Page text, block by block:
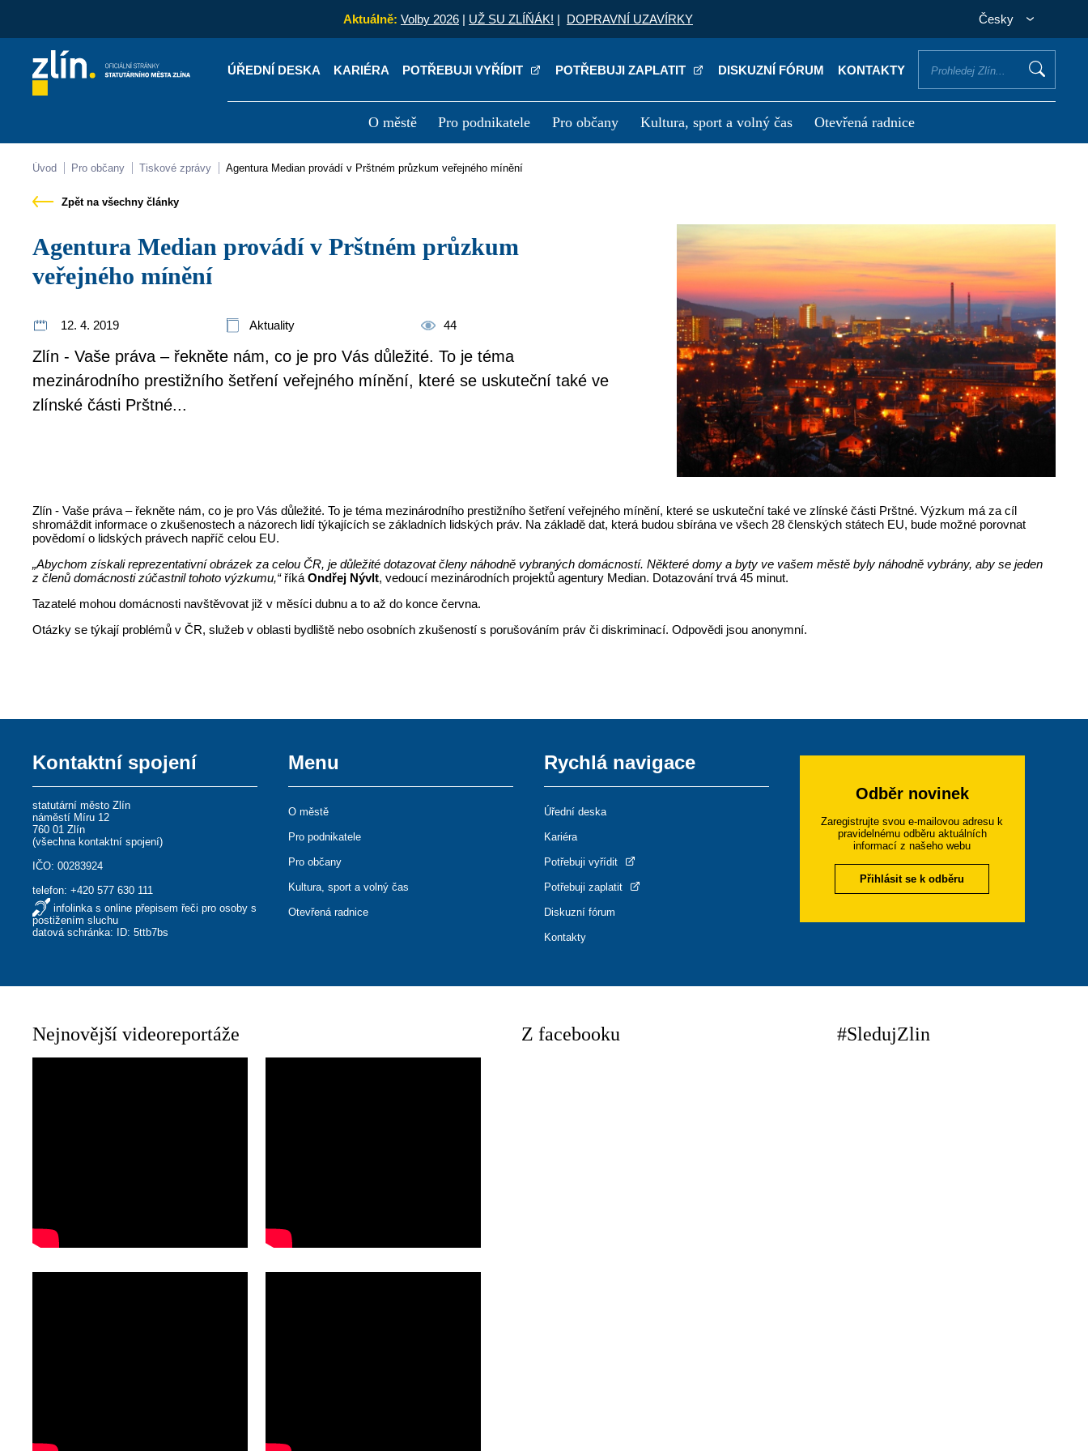
Aktuálně: Volby 2026 | UŽ SU ZLÍŇÁK! | DOPRAVNÍ UZAVÍRKY Česky
ÚŘEDNÍ DESKA KARIÉRA POTŘEBUJI VYŘÍDIT POTŘEBUJI ZAPLATIT DISKUZNÍ FÓRUM KONTAKTY
O městě Pro podnikatele Pro občany Kultura, sport a volný čas Otevřená radnice
Kontakty Úřední deska
Úvod Pro občany Tiskové zprávy Agentura Median provádí v Prštném průzkum veřejného mínění
Zpět na všechny články
Agentura Median provádí v Prštném průzkum
veřejného mínění
12. 4. 2019 Aktuality 44
Zlín - Vaše práva – řekněte nám, co je pro Vás důležité. To je téma
mezinárodního prestižního šetření veřejného mínění, které se uskuteční také ve
zlínské části Prštné...
Zlín - Vaše práva – řekněte nám, co je pro Vás důležité. To je téma mezinárodního prestižního šetření veřejného mínění, které se uskuteční také ve zlínské části Prštné. Výzkum má za cíl
shromáždit informace o zkušenostech a názorech lidí týkajících se základních lidských práv. Na základě dat, která budou sbírána ve všech 28 členských státech EU, bude možné porovnat
povědomí o lidských právech napříč celou EU.
„Abychom získali reprezentativní obrázek za celou ČR, je důležité dotazovat členy náhodně vybraných domácností. Některé domy a byty ve vašem městě byly náhodně vybrány, aby se jeden
z členů domácnosti zúčastnil tohoto výzkumu,“říkáOndřej Nývlt, vedoucí mezinárodních projektů agentury Median. Dotazování trvá 45 minut.
Tazatelé mohou domácnosti navštěvovat již v měsíci dubnu a to až do konce června.
Otázky se týkají problémů v ČR, služeb v oblasti bydliště nebo osobních zkušeností s porušováním práv či diskriminací. Odpovědi jsou anonymní.
Kontaktní spojení
statutární město Zlín
náměstí Míru 12
760 01 Zlín
(všechna kontaktní spojení)
IČO: 00283924
telefon:+420 577 630 111
infolinka s online přepisem řeči pro osoby s
postižením sluchu
datová schránka: ID: 5ttb7bs
Menu
O městě
Pro podnikatele
Pro občany
Kultura, sport a volný čas
Otevřená radnice
Rychlá navigace
Úřední deska
Kariéra
Potřebuji vyřídit
Potřebuji zaplatit
Diskuzní fórum
Kontakty
Odběr novinek
Zaregistrujte svou e-mailovou adresu k
pravidelnému odběru aktuálních
informací z našeho webu
Přihlásit se k odběru
Nejnovější videoreportáže Z facebooku #SledujZlin